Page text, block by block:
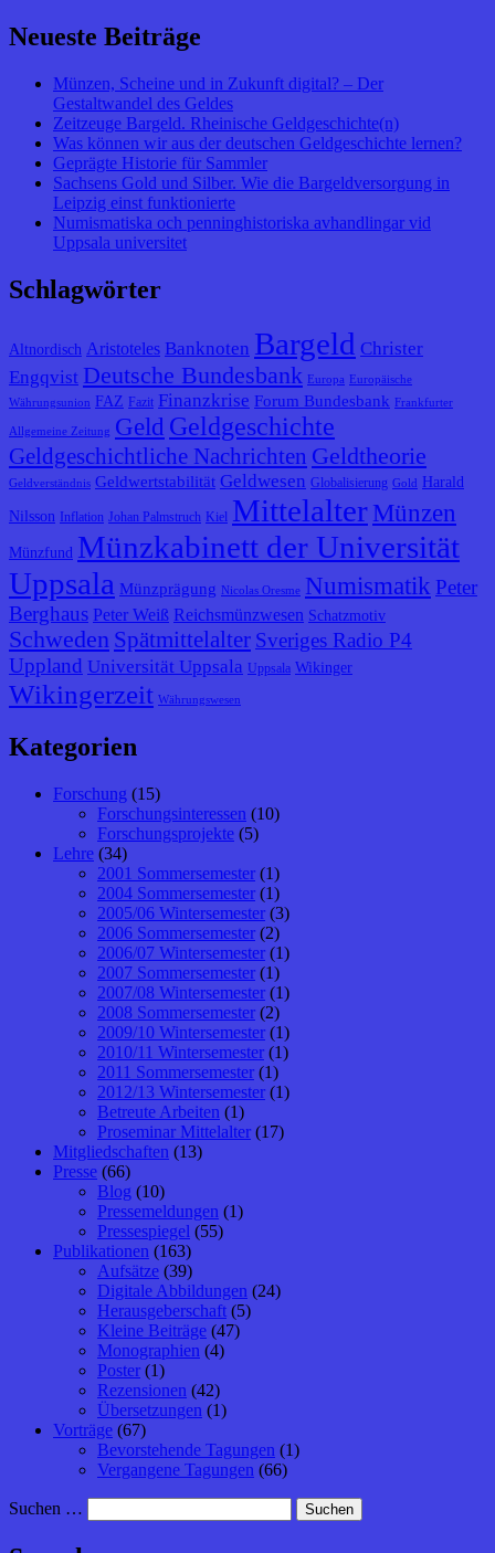
Neueste Beiträge
Münzen, Scheine und in Zukunft digital? – Der
Gestaltwandel des Geldes
Zeitzeuge Bargeld. Rheinische Geldgeschichte(n)
Was können wir aus der deutschen Geldgeschichte lernen?
Geprägte Historie für Sammler
Sachsens Gold und Silber. Wie die Bargeldversorgung in
Leipzig einst funktionierte
Numismatiska och penninghistoriska avhandlingar vid
Uppsala universitet
Schlagwörter
Altnordisch Aristoteles Banknoten Bargeld Christer
Engqvist Deutsche Bundesbank Europa
Europäische
Währungsunion
FAZ Fazit Finanzkrise Forum Bundesbank Frankfurter
Allgemeine Zeitung Geld Geldgeschichte
Geldgeschichtliche Nachrichten Geldtheorie
Geldverständnis Geldwertstabilität Geldwesen Globalisierung Gold Harald
Nilsson Inflation Johan Palmstruch Kiel Mittelalter Münzen
Münzfund Münzkabinett der Universität
Uppsala Münzprägung Nicolas Oresme Numismatik Peter
Berghaus Peter Weiß Reichsmünzwesen Schatzmotiv
Schweden Spätmittelalter Sveriges Radio P4
Uppland Universität Uppsala Uppsala Wikinger
Wikingerzeit Währungswesen
Kategorien
Forschung (15)
Forschungsinteressen (10)
Forschungsprojekte (5)
Lehre (34)
2001 Sommersemester (1)
2004 Sommersemester (1)
2005/06 Wintersemester (3)
2006 Sommersemester (2)
2006/07 Wintersemester (1)
2007 Sommersemester (1)
2007/08 Wintersemester (1)
2008 Sommersemester (2)
2009/10 Wintersemester (1)
2010/11 Wintersemester (1)
2011 Sommersemester (1)
2012/13 Wintersemester (1)
Betreute Arbeiten (1)
Proseminar Mittelalter (17)
Mitgliedschaften (13)
Presse (66)
Blog (10)
Pressemeldungen (1)
Pressespiegel (55)
Publikationen (163)
Aufsätze (39)
Digitale Abbildungen (24)
Herausgeberschaft (5)
Kleine Beiträge (47)
Monographien (4)
Poster (1)
Rezensionen (42)
Übersetzungen (1)
Vorträge (67)
Bevorstehende Tagungen (1)
Vergangene Tagungen (66)
Suchen …